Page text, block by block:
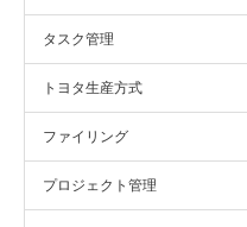
タスク管理
トヨタ生産方式
ファイリング
プロジェクト管理